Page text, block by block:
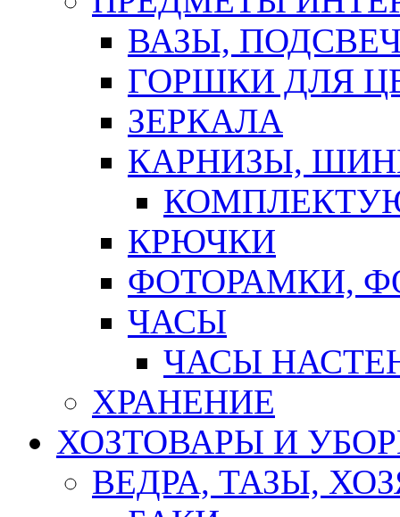
ВАЗЫ,
ГОРШКИ ДЛЯ
ЗЕРКАЛА
КАРНИЗЫ,
КРЮЧКИ
ФОТОРАМКИ,
ЧАСЫ
ЧАСЫ
ХРАНЕНИЕ
ХОЗТОВАРЫ И
ВЕДРА, ТАЗЫ,